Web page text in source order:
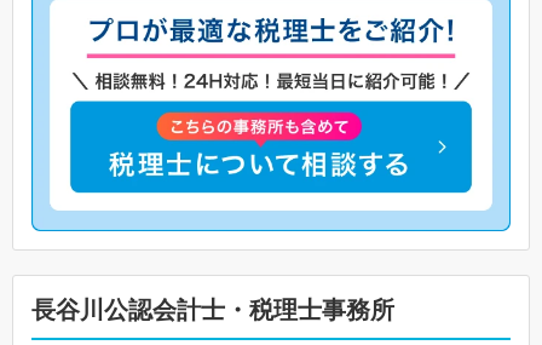
長谷川公認会計士・税理士事務所